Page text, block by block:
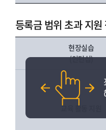
등록금 범위 초과 지원
현장실습
(인턴십)
교육 활동 지원